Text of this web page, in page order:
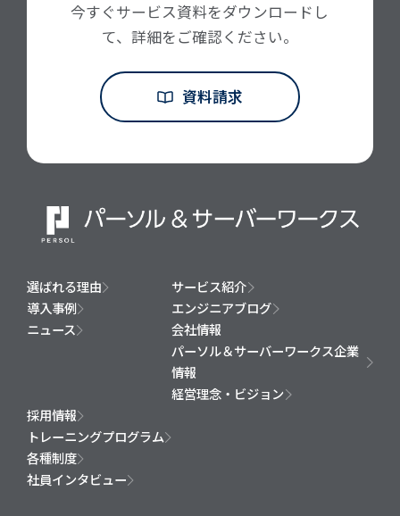
今すぐサービス資料をダウンロードし
て、詳細をご確認ください。
資料請求
選ばれる理由
サービス紹介
導入事例
エンジニアブログ
ニュース
会社情報
パーソル＆サーバーワークス企業
情報
経営理念・ビジョン
採用情報
トレーニングプログラム
各種制度
社員インタビュー